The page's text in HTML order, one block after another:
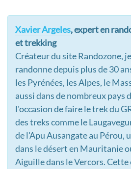
Xavier Argeles, expert en
et trekking
Créateur du site Randozone, je
randonne depuis plus de 30
les Pyrénées, les Alpes, le
aussi dans de nombreux pays
l'occasion de faire le trek du
des treks comme le
de l'Apu Ausangate au Pérou,
dans le désert en Mauritanie
Aiguille dans le Vercors.